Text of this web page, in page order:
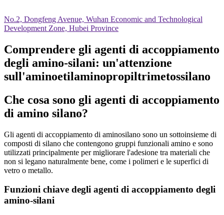
No.2, Dongfeng Avenue, Wuhan Economic and Technological
Development Zone, Hubei Province
Comprendere gli agenti di accoppiamento
degli amino-silani: un'attenzione
sull'aminoetilaminopropiltrimetossilano
Che cosa sono gli agenti di accoppiamento
di amino silano?
Gli agenti di accoppiamento di aminosilano sono un sottoinsieme di
composti di silano che contengono gruppi funzionali amino e sono
utilizzati principalmente per migliorare l'adesione tra materiali che
non si legano naturalmente bene, come i polimeri e le superfici di
vetro o metallo.
Funzioni chiave degli agenti di accoppiamento degli
amino-silani